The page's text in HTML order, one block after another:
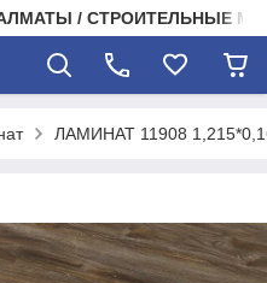
/ СТРОИТЕЛЬНЫЕ
ЛАМИНАТ 11908